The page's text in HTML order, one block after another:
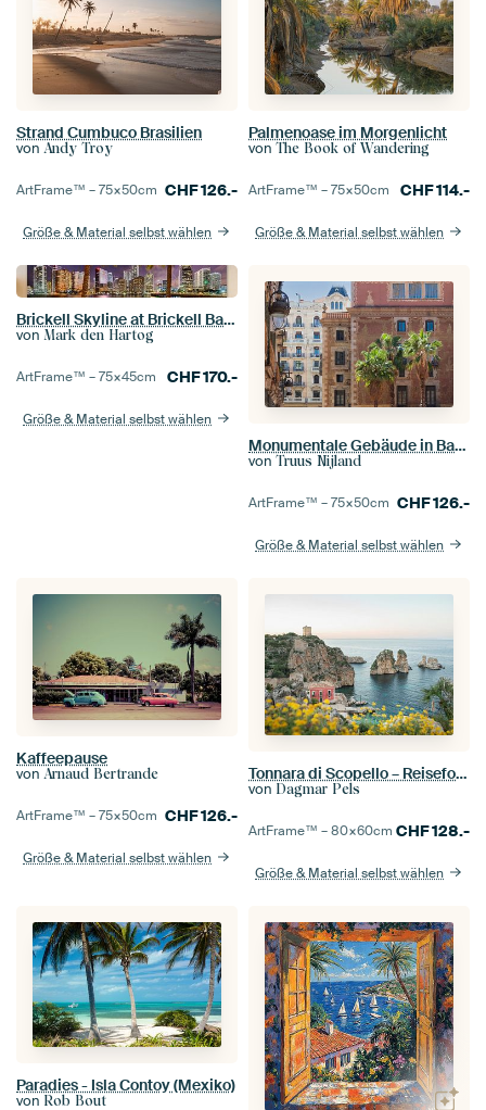
Strand Cumbuco Brasilien
von Andy Troy
ArtFrame™ –75×50cm CHF126.-
Größe & Material selbst wählen
Palmenoase im Morgenlicht
von The Book of Wandering
ArtFrame™ –75×50cm CHF114.-
Größe & Material selbst wählen
Brickell Skyline at Brickell Bay Miami
von Mark den Hartog
ArtFrame™ –75×45cm CHF170.-
Größe & Material selbst wählen
Monumentale Gebäude in Barcelona
von Truus Nijland
ArtFrame™ –75×50cm CHF126.-
Größe & Material selbst wählen
Kaffeepause
von Arnaud Bertrande
ArtFrame™ –75×50cm CHF126.-
Größe & Material selbst wählen
Tonnara di Scopello – Reisefotografie
von Dagmar Pels
ArtFrame™ –80×60cm CHF128.-
Größe & Material selbst wählen
Paradies - Isla Contoy (Mexiko)
von Rob Bout